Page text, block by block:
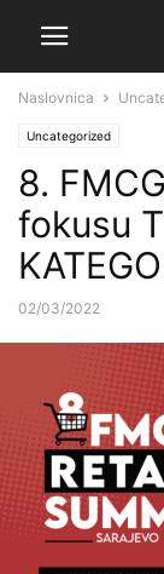
Naslovnica
Uncategorized
8.
fokusu
02/03/2022